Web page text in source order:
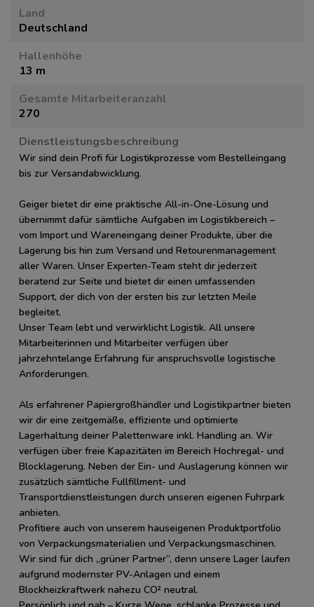
Land
Deutschland
Hallenhöhe
13 m
Gesamte Mitarbeiteranzahl
270
Dienstleistungsbeschreibung
Wir sind dein Profi für Logistikprozesse vom Bestelleingang
bis zur Versandabwicklung.
Geiger bietet dir eine praktische All-in-One-Lösung und
übernimmt dafür sämtliche Aufgaben im Logistikbereich –
vom Import und Wareneingang deiner Produkte, über die
Lagerung bis hin zum Versand und Retourenmanagement
aller Waren. Unser Experten-Team steht dir jederzeit
beratend zur Seite und bietet dir einen umfassenden
Support, der dich von der ersten bis zur letzten Meile
begleitet.
Unser Team lebt und verwirklicht Logistik. All unsere
Mitarbeiterinnen und Mitarbeiter verfügen über
jahrzehntelange Erfahrung für anspruchsvolle logistische
Anforderungen.
Als erfahrener Papiergroßhändler und Logistikpartner bieten
wir dir eine zeitgemäße, effiziente und optimierte
Lagerhaltung deiner Palettenware inkl. Handling an. Wir
verfügen über freie Kapazitäten im Bereich Hochregal- und
Blocklagerung. Neben der Ein- und Auslagerung können wir
zusätzlich sämtliche Fullfillment- und
Transportdienstleistungen durch unseren eigenen Fuhrpark
anbieten.
Profitiere auch von unserem hauseigenen Produktportfolio
von Verpackungsmaterialien und Verpackungsmaschinen.
Wir sind für dich „grüner Partner“, denn unsere Lager laufen
aufgrund modernster PV-Anlagen und einem
Blockheizkraftwerk nahezu CO² neutral.